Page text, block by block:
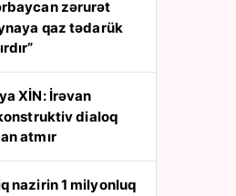
qaz tədarük
dialoq
atmır